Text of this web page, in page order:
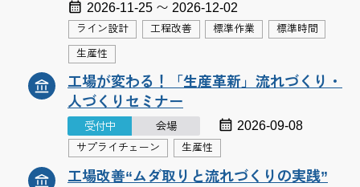
2026-11-25 〜 2026-12-02
ライン設計 工程改善 標準作業 標準時間
生産性
工場が変わる！「生産革新」流れづくり・
人づくりセミナー
受付中 会場 2026-09-08
サプライチェーン 生産性
工場改善“ムダ取りと流れづくりの実践”